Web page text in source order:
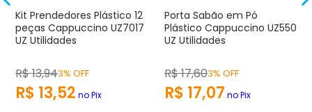
Endereço de e-mail
Escrever avaliação
Kit Prendedores Plástico 12
peças Cappuccino UZ7017
UZ Utilidades
R$13,943% OFF
R$ 13,52 no Pix
Porta Sabão em Pó
Plástico Cappuccino UZ550
UZ Utilidades
R$17,603% OFF
R$ 17,07 no Pix